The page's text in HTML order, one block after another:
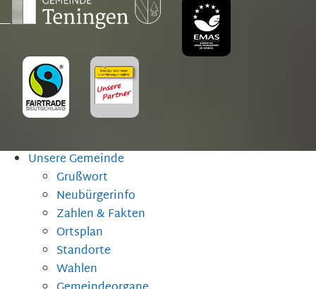
Unsere Gemeinde
Grußwort
Neubürgerinfo
Zahlen & Fakten
Ortsplan
Standorte
Wahlen